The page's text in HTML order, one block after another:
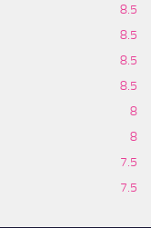
8.5
8.5
8.5
8.5
8
8
7.5
7.5